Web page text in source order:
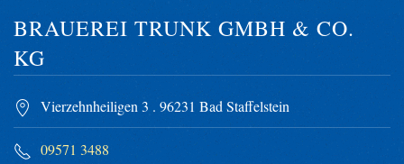
BRAUEREI TRUNK GMBH & CO.
KG
Vierzehnheiligen 3 . 96231 Bad Staffelstein
09571 3488